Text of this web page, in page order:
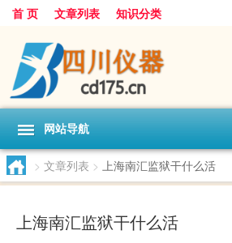
首 页 文章列表 知识分类
网站导航
> 文章列表 > 上海南汇监狱干什么活
上海南汇监狱干什么活